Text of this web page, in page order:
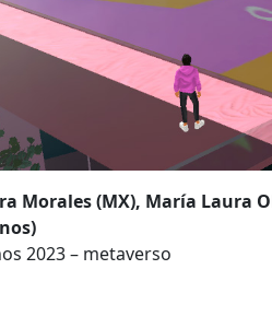
Morales (MX), María Laura
2023 – metaverso